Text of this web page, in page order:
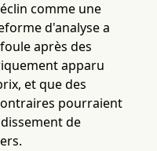
comme une
d'analyse a
après des
apparu
et que des
pourraient
de